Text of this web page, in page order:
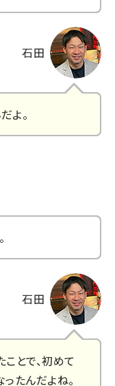
石田
よ。
石田
とで、初めて
たんだよね。